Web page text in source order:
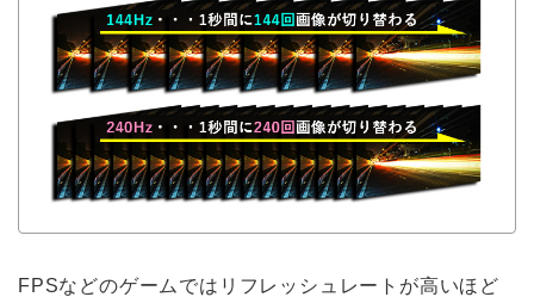
FPSなどのゲームではリフレッシュレートが高いほど